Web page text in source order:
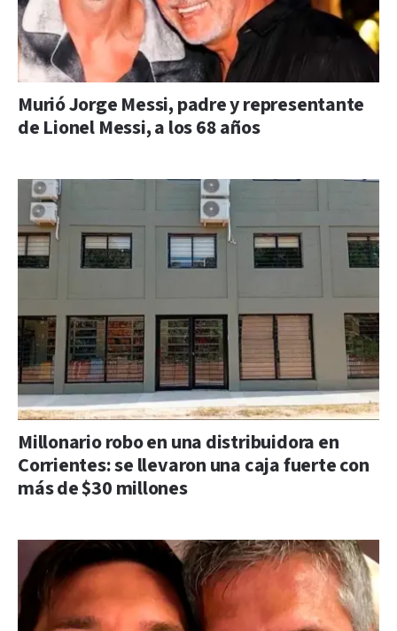
Murió Jorge Messi, padre y representante
de Lionel Messi, a los 68 años
Millonario robo en una distribuidora en
Corrientes: se llevaron una caja fuerte con
más de $30 millones